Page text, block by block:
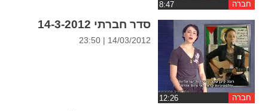
חברה
חברה
סדר חברתי 14-3-2012
14/03/2012 | 23:50